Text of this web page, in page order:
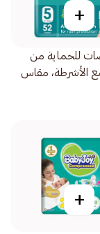
+
للحماية من
الأشرطة، مقاس
+